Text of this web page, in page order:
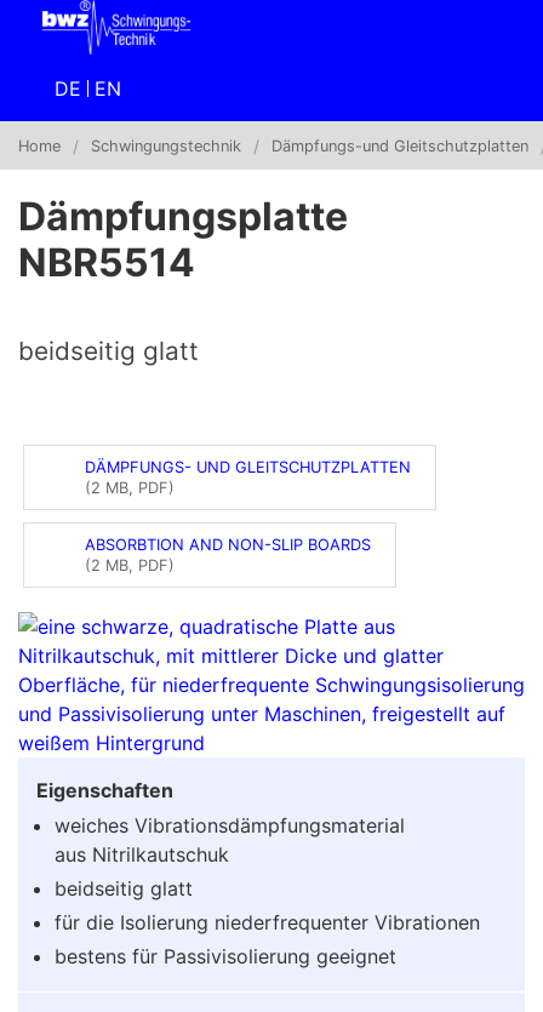
DE EN
Home Schwingungstechnik Dämpfungs-und Gleitschutzplatten
Dämpfungsplatte
NBR5514
beidseitig glatt
DÄMPFUNGS- UND GLEITSCHUTZPLATTEN
(2 MB, PDF)
ABSORBTION AND NON-SLIP BOARDS
(2 MB, PDF)
Eigenschaften
weiches Vibrationsdämpfungsmaterial
aus Nitrilkautschuk
beidseitig glatt
für die Isolierung niederfrequenter Vibrationen
bestens für Passivisolierung geeignet